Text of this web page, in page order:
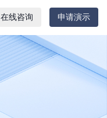
在线咨询 申请演示